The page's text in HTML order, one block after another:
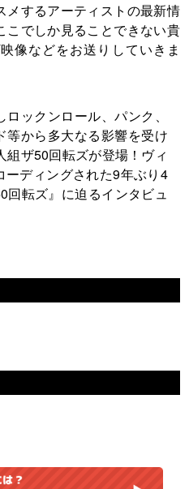
メするアーティストの最新情
こでしか見ることできない貴
像などをお送りしていきま
ックンロール、パンク、
等から多大なる影響を受け
ザ50回転ズが登場！ヴィ
ーディングされた9年ぶり4
回転ズ』に迫るインタビュ